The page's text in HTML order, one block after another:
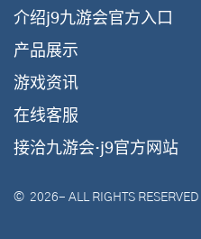
介绍j9九游会官方入口
产品展示
游戏资讯
在线客服
接洽九游会·j9官方网站
© 2026- ALL RIGHTS RESERVED